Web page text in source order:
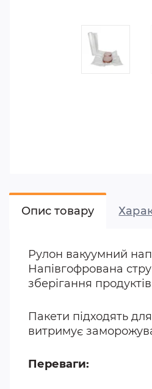
Опис товару
Рулон вакуумний
Напівгофрована
зберігання
Пакети підходять
витримує
Переваги: